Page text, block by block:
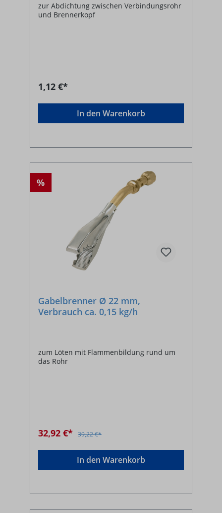
zur Abdichtung zwischen Verbindungsrohr
und Brennerkopf
1,12 €*
In den Warenkorb
%
Gabelbrenner Ø 22 mm,
Verbrauch ca. 0,15 kg/h
zum Löten mit Flammenbildung rund um
das Rohr
32,92 €* 39,22 €*
In den Warenkorb